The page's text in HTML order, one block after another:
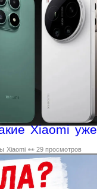
Xiaomi уже
Xiaomi 👀 29 просмотров